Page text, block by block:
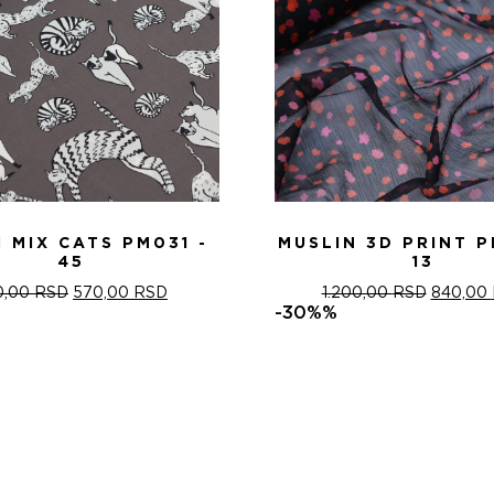
MIX CATS PM031 -
45
RSD ОРИГИНАЛНА
570,00 RSD
MUSLIN 3D PRINT
13
1.200,00RSD 840,00
-30%%